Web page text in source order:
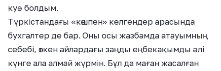
куә болдым.
Түркістандағы «көшпен» келгендер арасында
бухгалтер де бар. Оны осы жазбамда атауымның
себебі, өткен айлардағы заңды еңбекақымды әлі
күнге ала алмай жүрмін. Бұл да маған жасалған